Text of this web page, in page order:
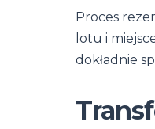
Proces
lotu i
dokładnie